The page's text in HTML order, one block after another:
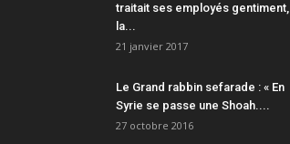
traitait ses employés gentiment,
la...
21 janvier 2017
Le Grand rabbin sefarade : « En
Syrie se passe une Shoah....
27 octobre 2016